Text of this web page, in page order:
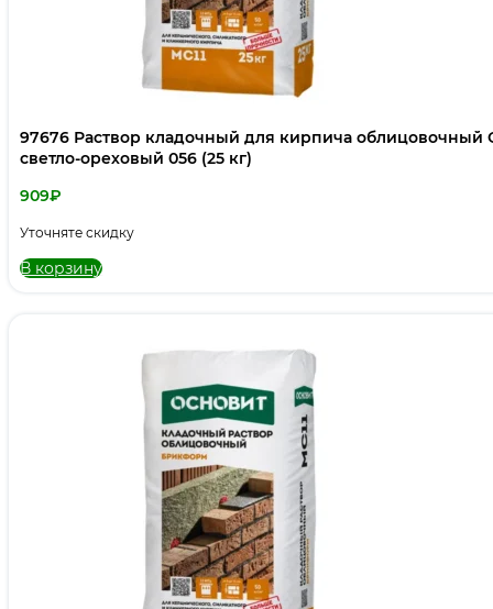
97676 Раствор кладочный для кирпича
светло-ореховый 056 (25 кг)
909₽
Уточняте скидку
В корзину